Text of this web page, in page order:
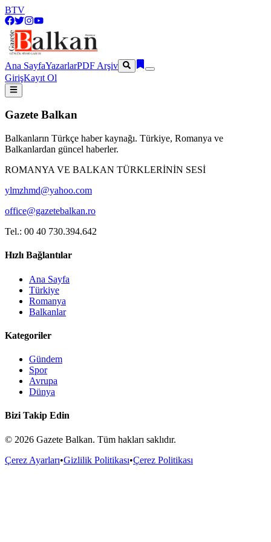
BTV
Ana SayfaYazarlarPDF Arşiv
GirişKayıt Ol
Gazete Balkan
Balkanların Türkçe haber kaynağı. Türkiye, Romanya ve
Balkanlardan güncel haberler.
ROMANYA VE BALKAN TÜRKLERİNİN SESİ
ylmzhmd@yahoo.com
office@gazetebalkan.ro
Tel.: 00 40 730.394.642
Hızlı Bağlantılar
Ana Sayfa
Türkiye
Romanya
Balkanlar
Kategoriler
Gündem
Spor
Avrupa
Dünya
Bizi Takip Edin
© 2026 Gazete Balkan. Tüm hakları saklıdır.
Çerez Ayarları•Gizlilik Politikası•Çerez Politikası